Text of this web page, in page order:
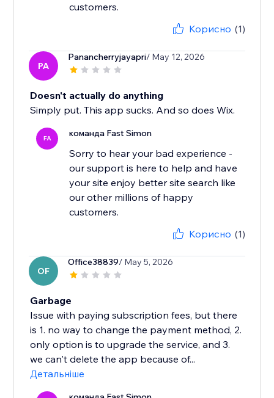
Корисно (1)
PA
Panancherryjayapri/ May 12, 2026
Doesn't actually do anything
Simply put. This app sucks. And so does Wix.
FA команда Fast Simon
Sorry to hear your bad experience -
our support is here to help and have
your site enjoy better site search like
our other millions of happy
Корисно (1)
OF
Office38839/ May 5, 2026
Garbage
Issue with paying subscription fees, but there
is 1. no way to change the payment method, 2.
only option is to upgrade the service, and 3.
we can't delete the app because of...
Детальніше